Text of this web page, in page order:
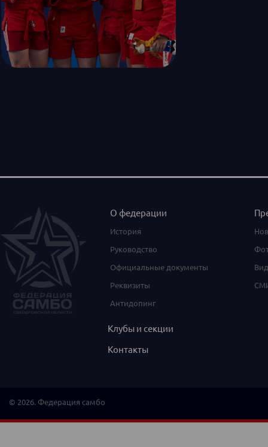
О федерации
История
Руководство
Официальные документы
Реквизиты
Антидопинг
Клубы и секции
Контакты
© 2026. Федерация самбо